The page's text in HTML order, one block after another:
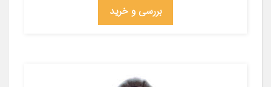
بررسی و خرید